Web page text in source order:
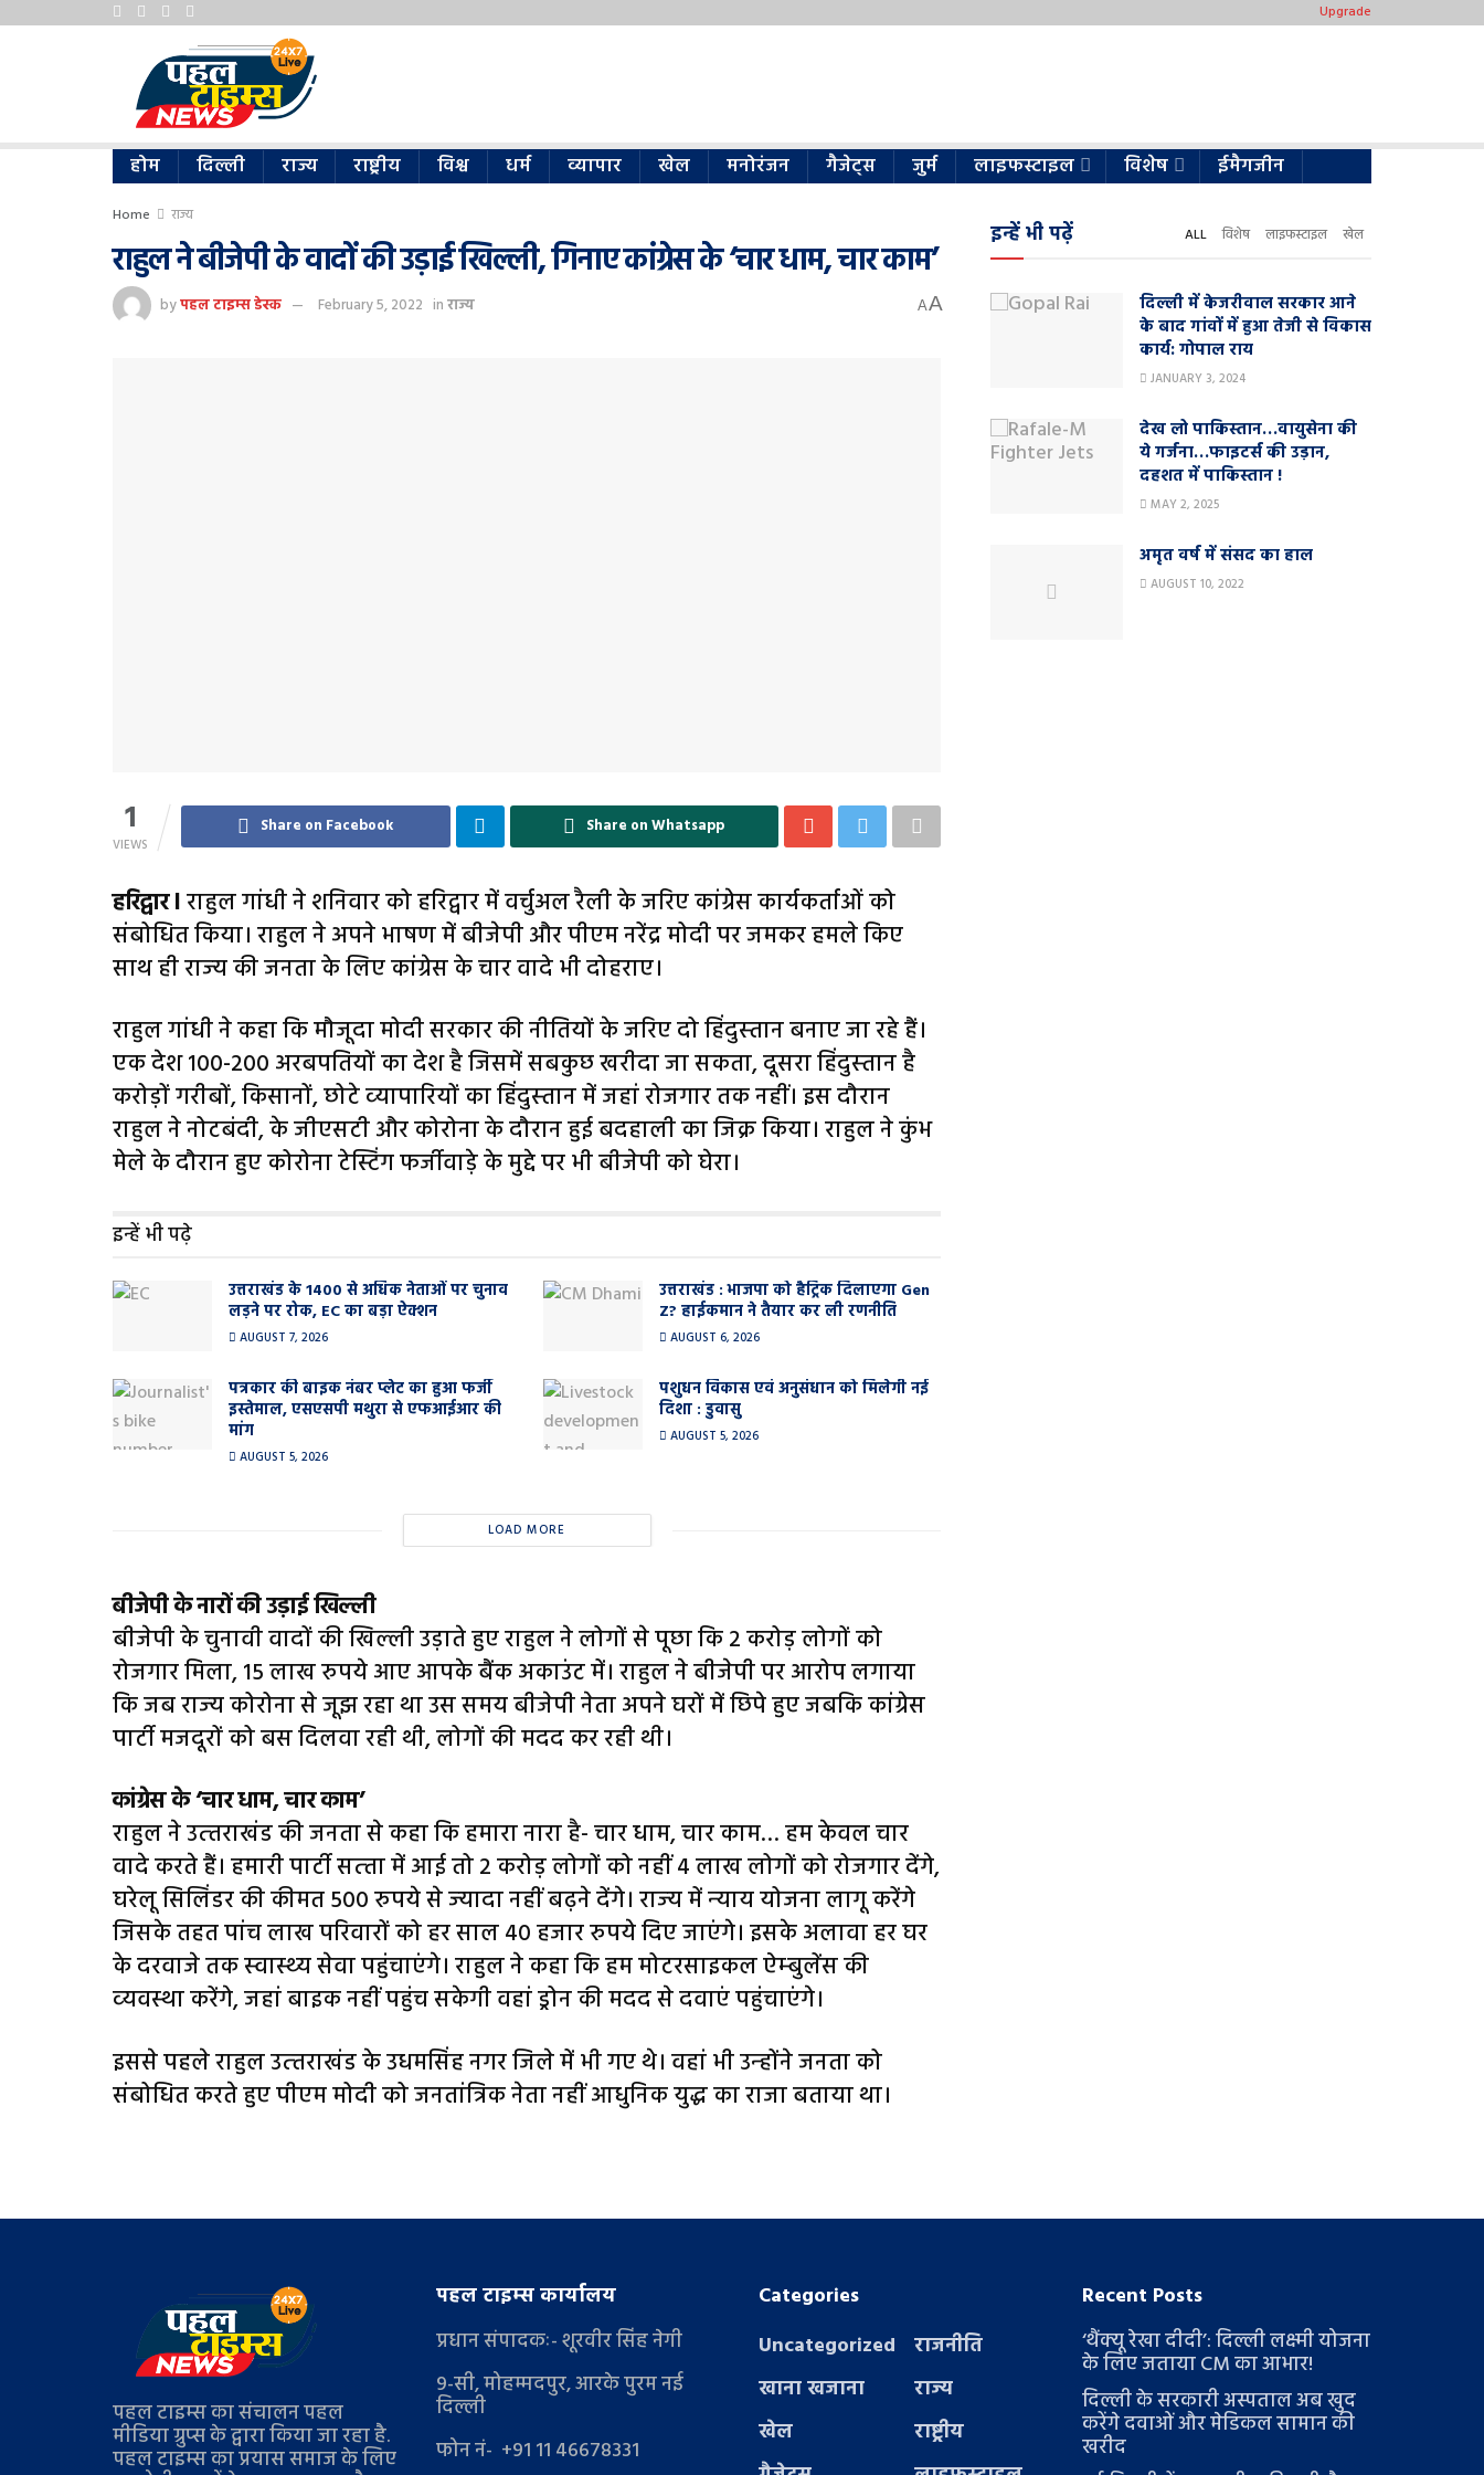
Upgrade
होम दिल्ली राज्य राष्ट्रीय विश्व धर्म व्यापार खेल मनोरंजन गैजेट्स जुर्म लाइफस्टाइल विशेष ईमैगजीन
Home राज्य
राहुल ने बीजेपी के वादों की उड़ाई खिल्‍ली, गिनाए कांग्रेस के ‘चार धाम, चार काम’
byपहल टाइम्स डेस्क February 5, 2022 inराज्य AA
1
VIEWS
Share on Facebook Share on Whatsapp
हरिद्वार lराहुल गांधी ने शनिवार को हरिद्वार में वर्चुअल रैली के जरिए कांग्रेस कार्यकर्ताओं को
संबोधित किया। राहुल ने अपने भाषण में बीजेपी और पीएम नरेंद्र मोदी पर जमकर हमले किए
साथ ही राज्‍य की जनता के लिए कांग्रेस के चार वादे भी दोहराए।
राहुल गांधी ने कहा कि मौजूदा मोदी सरकार की नीतियों के जरिए दो हिंदुस्‍तान बनाए जा रहे हैं।
एक देश 100-200 अरबपतियों का देश है जिसमें सबकुछ खरीदा जा सकता, दूसरा हिंदुस्‍तान है
करोड़ों गरीबों, किसानों, छोटे व्‍यापारियों का हिंदुस्‍तान में जहां रोजगार तक नहीं। इस दौरान
राहुल ने नोटबंदी, के जीएसटी और कोरोना के दौरान हुई बदहाली का जिक्र किया। राहुल ने कुंभ
मेले के दौरान हुए कोरोना टेस्टिंग फर्जीवाड़े के मुद्दे पर भी बीजेपी को घेरा।
इन्हें भी पढ़े
उत्तराखंड के 1400 से अधिक नेताओं पर चुनाव
लड़ने पर रोक, EC का बड़ा ऐक्शन
AUGUST 7, 2026
उत्तराखंड : भाजपा को हैट्रिक दिलाएगा Gen
Z? हाईकमान ने तैयार कर ली रणनीति
AUGUST 6, 2026
पत्रकार की बाइक नंबर प्लेट का हुआ फर्जी
इस्तेमाल, एसएसपी मथुरा से एफआईआर की
मांग
AUGUST 5, 2026
पशुधन विकास एवं अनुसंधान को मिलेगी नई
दिशा : डुवासु
AUGUST 5, 2026
LOAD MORE
बीजेपी के नारों की उड़ाई खिल्‍ली
बीजेपी के चुनावी वादों की खिल्‍ली उड़ाते हुए राहुल ने लोगों से पूछा कि 2 करोड़ लोगों को
रोजगार मिला, 15 लाख रुपये आए आपके बैंक अकाउंट में। राहुल ने बीजेपी पर आरोप लगाया
कि जब राज्‍य कोरोना से जूझ रहा था उस समय बीजेपी नेता अपने घरों में छिपे हुए जबकि कांग्रेस
पार्टी मजदूरों को बस दिलवा रही थी, लोगों की मदद कर रही थी।
कांग्रेस के ‘चार धाम, चार काम’
राहुल ने उत्‍तराखंड की जनता से कहा कि हमारा नारा है- चार धाम, चार काम… हम केवल चार
वादे करते हैं। हमारी पार्टी सत्‍ता में आई तो 2 करोड़ लोगों को नहीं 4 लाख लोगों को रोजगार देंगे,
घरेलू सिलिंडर की कीमत 500 रुपये से ज्‍यादा नहीं बढ़ने देंगे। राज्‍य में न्‍याय योजना लागू करेंगे
जिसके तहत पांच लाख परिवारों को हर साल 40 हजार रुपये दिए जाएंगे। इसके अलावा हर घर
के दरवाजे तक स्‍वास्‍थ्‍य सेवा पहुंचाएंगे। राहुल ने कहा कि हम मोटरसाइकल ऐम्‍बुलेंस की
व्‍यवस्‍था करेंगे, जहां बाइक नहीं पहुंच सकेगी वहां ड्रोन की मदद से दवाएं पहुंचाएंगे।
इससे पहले राहुल उत्‍तराखंड के उधमसिंह नगर जिले में भी गए थे। वहां भी उन्‍होंने जनता को
संबोधित करते हुए पीएम मोदी को जनतांत्रिक नेता नहीं आधुनिक युद्ध का राजा बताया था।
इन्हें भी पढ़ें ALL विशेष लाइफस्टाइल खेल
दिल्ली में केजरीवाल सरकार आने
के बाद गांवों में हुआ तेजी से विकास
कार्य: गोपाल राय
JANUARY 3, 2024
देख लो पाकिस्तान…वायुसेना की
ये गर्जना…फाइटर्स की उड़ान,
दहशत में पाकिस्तान !
MAY 2, 2025
अमृत वर्ष में संसद का हाल
AUGUST 10, 2022
पहल टाइम्स का संचालन पहल
मीडिया ग्रुप्स के द्वारा किया जा रहा है.
पहल टाइम्स का प्रयास समाज के लिए
पहल टाइम्स कार्यालय
प्रधान संपादकः- शूरवीर सिंह नेगी
9-सी, मोहम्मदपुर, आरके पुरम नई
दिल्ली
फोन नं- +91 11 46678331
Categories
Uncategorized
खाना खजाना
खेल
राजनीति
राज्य
राष्ट्रीय
Recent Posts
‘थैंक्यू रेखा दीदी’: दिल्ली लक्ष्मी योजना
के लिए जताया CM का आभार!
दिल्ली के सरकारी अस्पताल अब खुद
करेंगे दवाओं और मेडिकल सामान की
खरीद